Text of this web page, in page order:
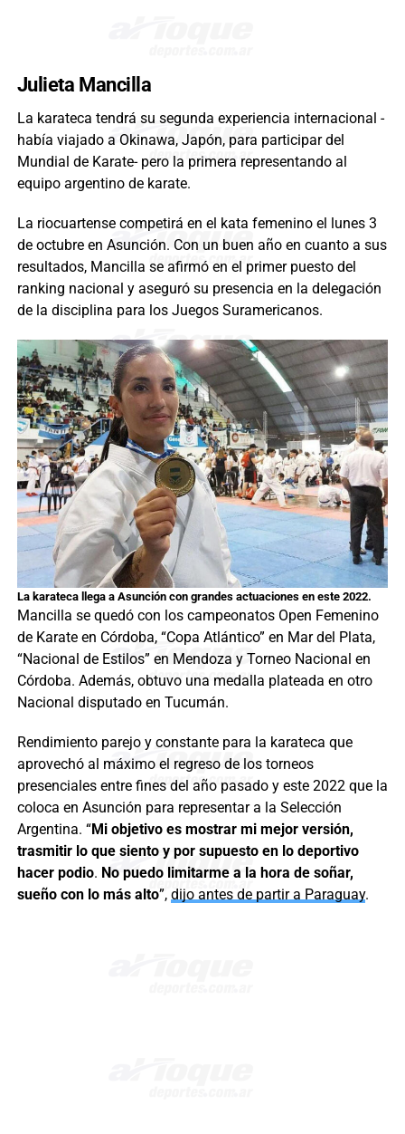
Julieta Mancilla
La karateca tendrá su segunda experiencia internacional -
había viajado a Okinawa, Japón, para participar del
Mundial de Karate- pero la primera representando al
equipo argentino de karate.
La riocuartense competirá en el kata femenino el lunes 3
de octubre en Asunción. Con un buen año en cuanto a sus
resultados, Mancilla se afirmó en el primer puesto del
ranking nacional y aseguró su presencia en la delegación
de la disciplina para los Juegos Suramericanos.
La karateca llega a Asunción con grandes actuaciones en este 2022.
Mancilla se quedó con los campeonatos Open Femenino
de Karate en Córdoba, “Copa Atlántico” en Mar del Plata,
“Nacional de Estilos” en Mendoza y Torneo Nacional en
Córdoba. Además, obtuvo una medalla plateada en otro
Nacional disputado en Tucumán.
Rendimiento parejo y constante para la karateca que
aprovechó al máximo el regreso de los torneos
presenciales entre fines del año pasado y este 2022 que la
coloca en Asunción para representar a la Selección
Argentina. “Mi objetivo es mostrar mi mejor versión,
trasmitir lo que siento y por supuesto en lo deportivo
hacer podio. No puedo limitarme a la hora de soñar,
sueño con lo más alto”, dijo antes de partir a Paraguay.